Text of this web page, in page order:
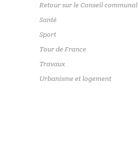
Retour sur le Conseil communal
Santé
Sport
Tour de France
Travaux
Urbanisme et logement